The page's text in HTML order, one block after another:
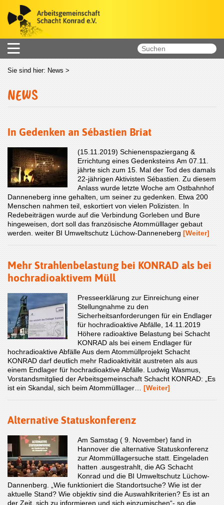
Sie sind hier: News >
NEWS
In Gedenken an Sébastien Briat
(15.11.2019) Schienenspaziergang &
Errichtung eines Gedenksteins Am 07.11.
jährte sich zum 15. Mal der Tod des damals
22-jährigen Aktivisten Sébastien. Zu diesem
Anlass wurde letzte Woche am Ostbahnhof
Danneneberg inne gehalten, um seiner zu gedenken. Etwa 200
Menschen nahmen teil, eskortiert von vielen Polizisten. In
Redebeiträgen wurde auf die Verbindung Gorleben und Bure
hingeweisen, dort soll das französische Atommülllager gebaut
werden. weiter BI Umweltschutz Lüchow-Danneneberg [Weiter]
Mehr Strahlenbelastung bei KONRAD als bei
hochradioaktivem Müll
Presseerklärung zur Einreichung einer
Stellungnahme zu den
Sicherheitsanforderungen für ein Endlager
für hochradioaktive Abfälle, 14.11.2019
Höhere radioaktive Belastung bei Schacht
KONRAD als bei einem Endlager für
hochradioaktive Abfälle Aus dem Atommüllprojekt Schacht
KONRAD darf deutlich mehr Radioaktivität austreten als aus
einem Endlager für hochradioaktive Abfälle. Ludwig Wasmus,
Vorstandsmitglied der Arbeitsgemeinschaft Schacht KONRAD: „Es
ist ein Skandal, sich beim Atommülllager… [Weiter]
Alternative Statuskonferenz
Am Samstag ( 9. November) fand in
Hannover die alternative Statuskonferenz
zur Atommülllagersuche statt. Eingeladen
hatten .ausgestrahlt, die AG Schacht
Konrad und die BI Umweltschutz Lüchow-
Dannenberg. „Wie funktioniert die Standortsuche? Wie ist der
aktuelle Stand? Wie objektiv sind die Auswahlkriterien? Es ist an
der Zeit, sich zu informieren und sich einzumischen“- so die